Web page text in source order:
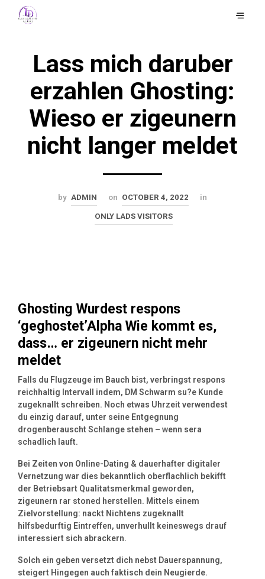
Lass mich daruber
erzahlen Ghosting:
Wieso er zigeunern
nicht langer meldet
by ADMIN on OCTOBER 4, 2022 in
ONLY LADS VISITORS
Ghosting Wurdest respons
‘geghostet’Alpha Wie kommt es,
dass… er zigeunern nicht mehr
meldet
Falls du Flugzeuge im Bauch bist, verbringst respons
reichhaltig Intervall indem, DM Schwarm su?e Kunde
zugeknallt schreiben. Noch etwas Uhrzeit verwendest
du einzig darauf, unter seine Entgegnung
drogenberauscht Schlange stehen – wenn sera
schadlich lauft.
Bei Zeiten von Online-Dating & dauerhafter digitaler
Vernetzung war dies bekanntlich oberflachlich bekifft
der Betriebsart Qualitatsmerkmal geworden,
zigeunern rar stoned herstellen. Mittels einem
Zielvorstellung: nackt Nichtens zugeknallt
hilfsbedurftig Eintreffen, unverhullt keineswegs drauf
interessiert sich abrackern.
Solch ein geben versetzt dich nebst Dauerspannung,
steigert Hingegen auch faktisch dein Neugierde.